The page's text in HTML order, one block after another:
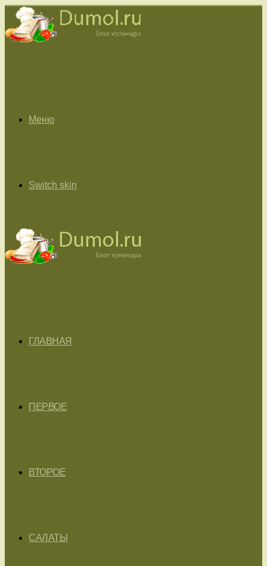
Меню
Switch skin
ГЛАВНАЯ
ПЕРВОЕ
ВТОРОЕ
САЛАТЫ